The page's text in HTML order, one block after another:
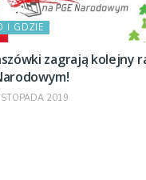
I GDZIE
zagrają kolejny
2019